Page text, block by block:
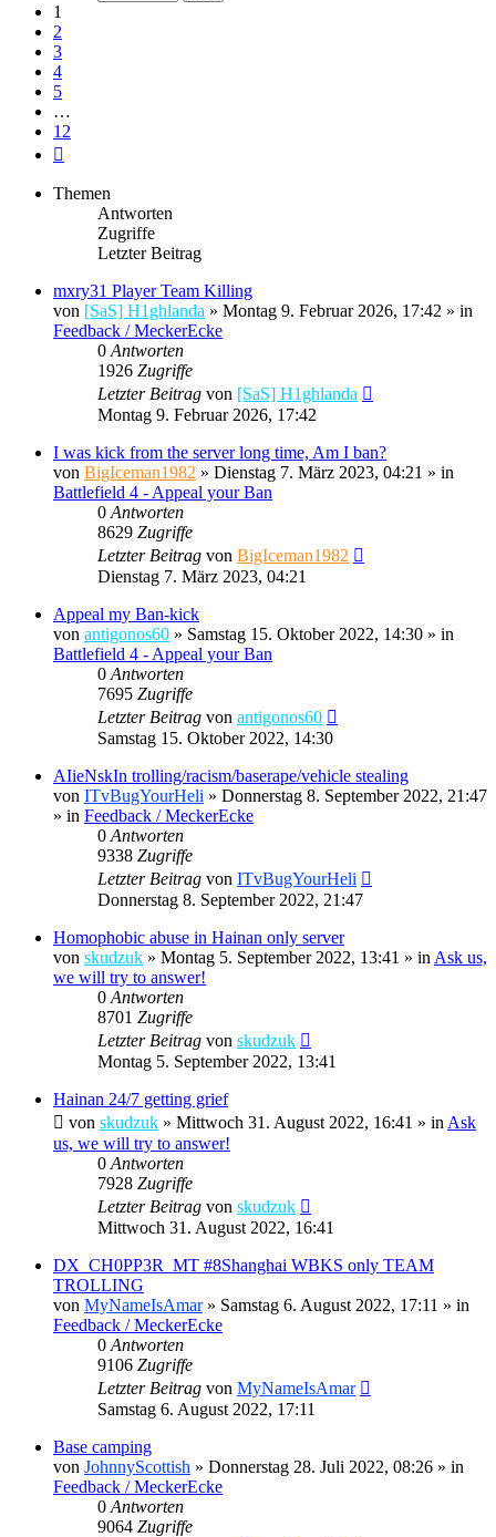
1
2
3
4
5
…
12
Themen
Antworten
Zugriffe
Letzter Beitrag
mxry31 Player Team Killing
von [SaS] H1ghlanda » Montag 9. Februar 2026, 17:42 » in
Feedback / MeckerEcke
0 Antworten
1926 Zugriffe
Letzter Beitrag von [SaS] H1ghlanda
Montag 9. Februar 2026, 17:42
I was kick from the server long time, Am I ban?
von BigIceman1982 » Dienstag 7. März 2023, 04:21 » in
Battlefield 4 - Appeal your Ban
0 Antworten
8629 Zugriffe
Letzter Beitrag von BigIceman1982
Dienstag 7. März 2023, 04:21
Appeal my Ban-kick
von antigonos60 » Samstag 15. Oktober 2022, 14:30 » in
Battlefield 4 - Appeal your Ban
0 Antworten
7695 Zugriffe
Letzter Beitrag von antigonos60
Samstag 15. Oktober 2022, 14:30
AIieNskIn trolling/racism/baserape/vehicle stealing
von ITvBugYourHeli » Donnerstag 8. September 2022, 21:47
» in Feedback / MeckerEcke
0 Antworten
9338 Zugriffe
Letzter Beitrag von ITvBugYourHeli
Donnerstag 8. September 2022, 21:47
Homophobic abuse in Hainan only server
von skudzuk » Montag 5. September 2022, 13:41 » in Ask us,
we will try to answer!
0 Antworten
8701 Zugriffe
Letzter Beitrag von skudzuk
Montag 5. September 2022, 13:41
Hainan 24/7 getting grief
von skudzuk » Mittwoch 31. August 2022, 16:41 » in Ask
us, we will try to answer!
0 Antworten
7928 Zugriffe
Letzter Beitrag von skudzuk
Mittwoch 31. August 2022, 16:41
DX_CH0PP3R_MT #8Shanghai WBKS only TEAM
TROLLING
von MyNameIsAmar» Samstag 6. August 2022, 17:11 » in
Feedback / MeckerEcke
0 Antworten
9106 Zugriffe
Letzter Beitrag von MyNameIsAmar
Samstag 6. August 2022, 17:11
Base camping
von JohnnyScottish » Donnerstag 28. Juli 2022, 08:26 » in
Feedback / MeckerEcke
0 Antworten
9064 Zugriffe